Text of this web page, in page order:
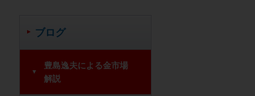
ブログ
豊島逸夫による金市場
解説